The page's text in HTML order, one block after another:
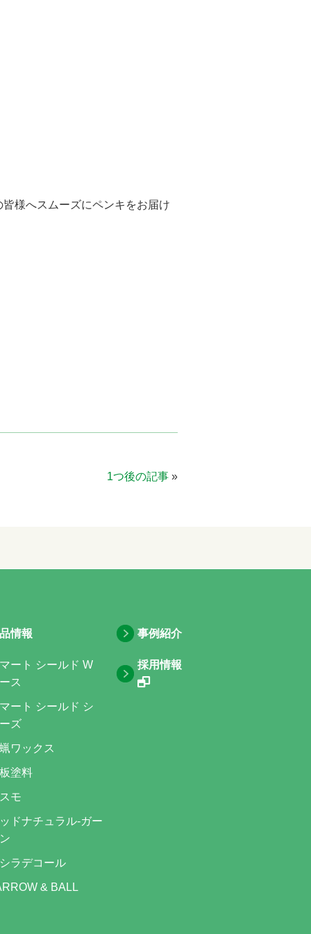
様へスムーズにペンキをお届け
1つ後の記事 »
情報
ート シールド W
ス
ート シールド シ
ズ
ワックス
塗料
モ
ドナチュラル-ガー
ラデコール
& BALL
事例紹介
採用情報